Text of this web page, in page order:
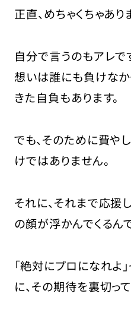
正直、めちゃくちゃあり
自分で言うのもアレで
想いは誰にも負けなか
きた自負もあります。
でも、そのために費や
けではありません。
それに、それまで応援
の顔が浮かんでくるん
「絶対にプロになれよ
に、その期待を裏切っ